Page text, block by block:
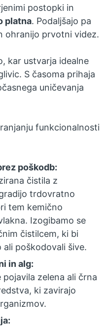
postopki in
platna. Podaljšajo pa
ohranijo prvotni videz.
kar ustvarja idealne
S časoma prihaja
uničevanja
funkcionalnosti
poškodb:
čistila z
trdovratno
tem kemično
Izogibamo se
čistilcem, ki bi
poškodovali šive.
in alg:
pojavila zelena ali črna
ki zavirajo